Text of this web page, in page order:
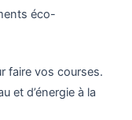
éco-
faire vos courses.
et d’énergie à la